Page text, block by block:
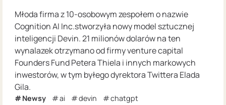
Młoda firma z 10-osobowym zespołem o nazwie
Cognition AI Inc.stworzyła nowy model sztucznej
inteligencji Devin. 21 milionów dolarów na ten
wynalazek otrzymano od firmy venture capital
Founders Fund Petera Thiela i innych markowych
inwestorów, w tym byłego dyrektora Twittera Elada
Gila.
Newsy ai devin chatgpt